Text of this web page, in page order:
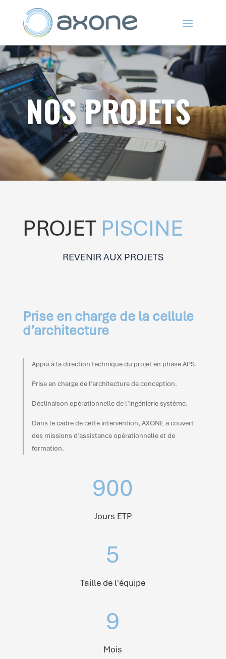
NOS PROJETS
PROJET PISCINE
REVENIR AUX PROJETS
Prise en charge de la cellule
d’architecture
Appui à la direction technique du projet en phase APS.
Prise en charge de l’architecture de conception.
Déclinaison opérationnelle de l’ingénierie système.
Dans le cadre de cette intervention, AXONE a couvert
des missions d’assistance opérationnelle et de
formation.
900
Jours ETP
5
Taille de l'équipe
9
Mois